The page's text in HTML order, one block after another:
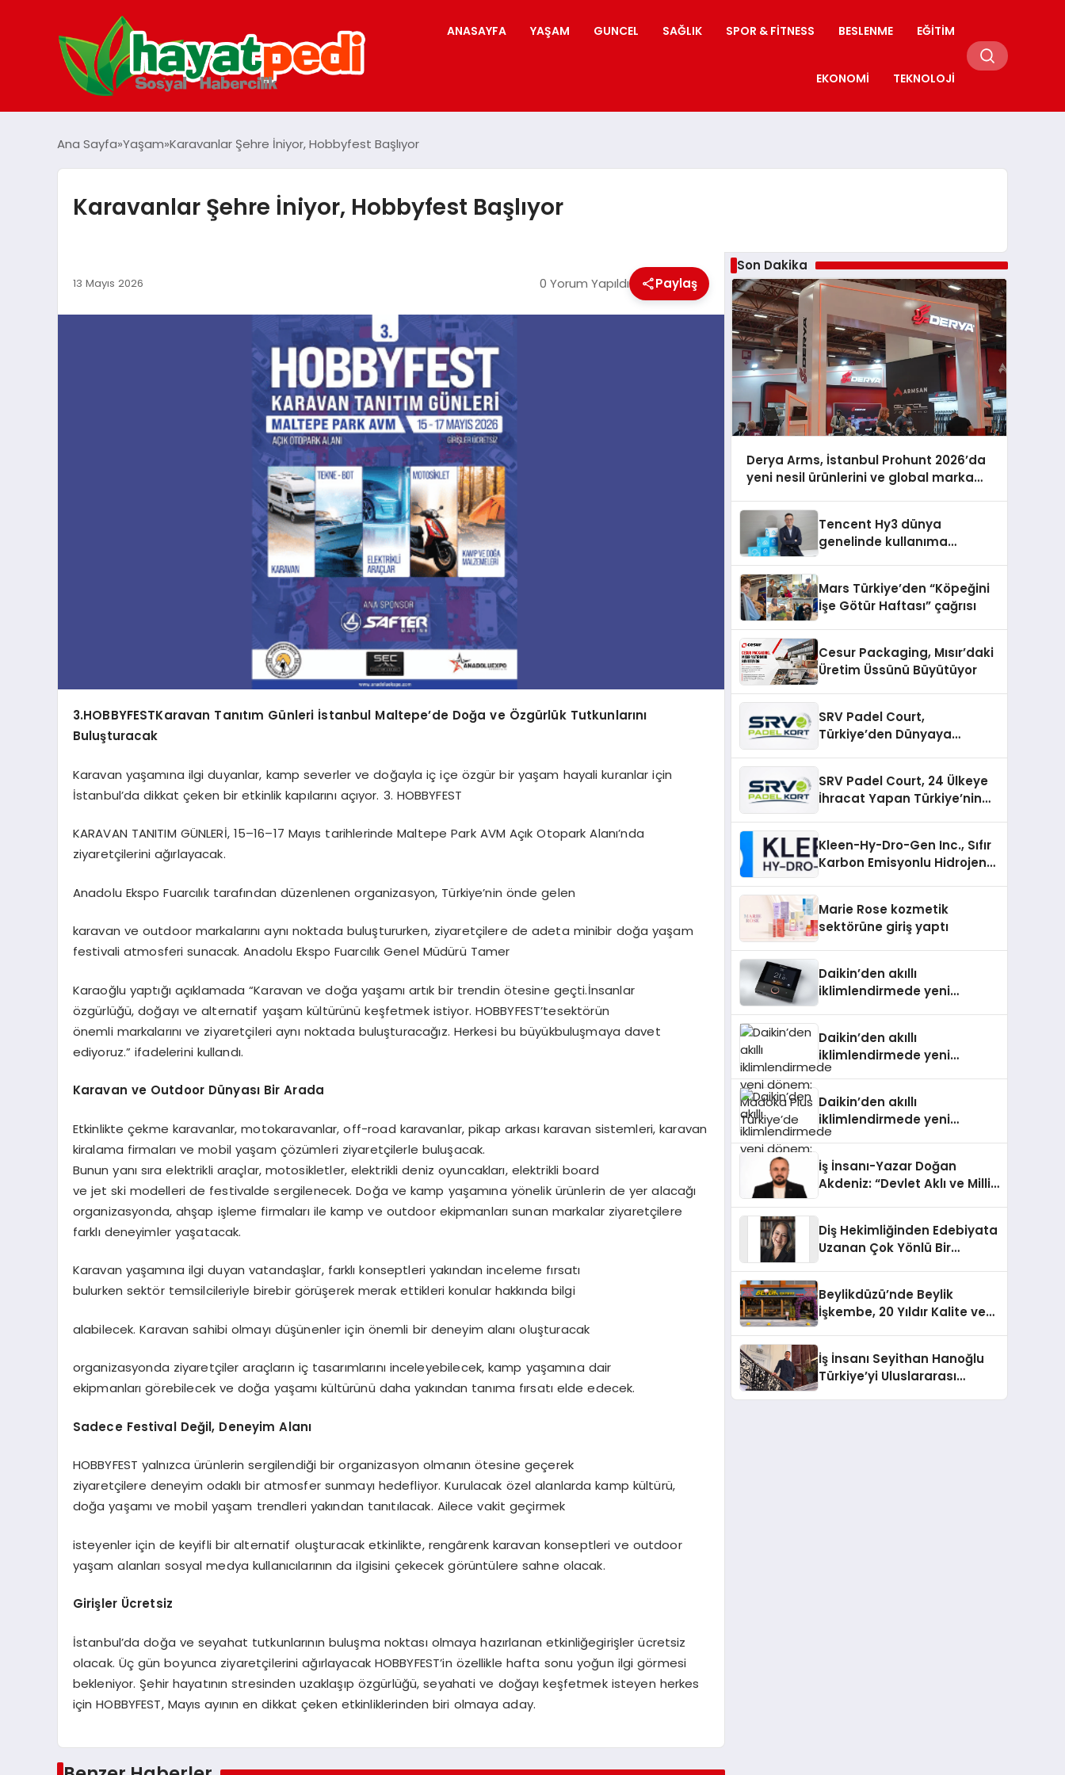
ANASAYFA YAŞAM GUNCEL SAĞLIK SPOR & FITNESS BESLENME EĞITIM
EKONOMI TEKNOLOJI
Ana Sayfa Yaşam Karavanlar Şehre İniyor, Hobbyfest Başlıyor
Karavanlar Şehre İniyor, Hobbyfest Başlıyor
13 Mayıs 2026 0 Yorum Yapıldı Paylaş
3.HOBBYFESTKaravan Tanıtım Günleri İstanbul Maltepe’de Doğa ve Özgürlük Tutkunlarını
Buluşturacak
Karavan yaşamına ilgi duyanlar, kamp severler ve doğayla iç içe özgür bir yaşam hayali kuranlar için
İstanbul’da dikkat çeken bir etkinlik kapılarını açıyor. 3. HOBBYFEST
KARAVAN TANITIM GÜNLERİ, 15–16–17 Mayıs tarihlerinde Maltepe Park AVM Açık Otopark Alanı’nda
ziyaretçilerini ağırlayacak.
Anadolu Ekspo Fuarcılık tarafından düzenlenen organizasyon, Türkiye’nin önde gelen
karavan ve outdoor markalarını aynı noktada buluştururken, ziyaretçilere de adeta minibir doğa yaşam
festivali atmosferi sunacak. Anadolu Ekspo Fuarcılık Genel Müdürü Tamer
Karaoğlu yaptığı açıklamada “Karavan ve doğa yaşamı artık bir trendin ötesine geçti.İnsanlar
özgürlüğü, doğayı ve alternatif yaşam kültürünü keşfetmek istiyor. HOBBYFEST’tesektörün
önemli markalarını ve ziyaretçileri aynı noktada buluşturacağız. Herkesi bu büyükbuluşmaya davet
ediyoruz.” ifadelerini kullandı.
Karavan ve Outdoor Dünyası Bir Arada
Etkinlikte çekme karavanlar, motokaravanlar, off-road karavanlar, pikap arkası karavan sistemleri, karavan
kiralama firmaları ve mobil yaşam çözümleri ziyaretçilerle buluşacak.
Bunun yanı sıra elektrikli araçlar, motosikletler, elektrikli deniz oyuncakları, elektrikli board
ve jet ski modelleri de festivalde sergilenecek. Doğa ve kamp yaşamına yönelik ürünlerin de yer alacağı
organizasyonda, ahşap işleme firmaları ile kamp ve outdoor ekipmanları sunan markalar ziyaretçilere
farklı deneyimler yaşatacak.
Karavan yaşamına ilgi duyan vatandaşlar, farklı konseptleri yakından inceleme fırsatı
bulurken sektör temsilcileriyle birebir görüşerek merak ettikleri konular hakkında bilgi
alabilecek. Karavan sahibi olmayı düşünenler için önemli bir deneyim alanı oluşturacak
organizasyonda ziyaretçiler araçların iç tasarımlarını inceleyebilecek, kamp yaşamına dair
ekipmanları görebilecek ve doğa yaşamı kültürünü daha yakından tanıma fırsatı elde edecek.
Sadece Festival Değil, Deneyim Alanı
HOBBYFEST yalnızca ürünlerin sergilendiği bir organizasyon olmanın ötesine geçerek
ziyaretçilere deneyim odaklı bir atmosfer sunmayı hedefliyor. Kurulacak özel alanlarda kamp kültürü,
doğa yaşamı ve mobil yaşam trendleri yakından tanıtılacak. Ailece vakit geçirmek
isteyenler için de keyifli bir alternatif oluşturacak etkinlikte, rengârenk karavan konseptleri ve outdoor
yaşam alanları sosyal medya kullanıcılarının da ilgisini çekecek görüntülere sahne olacak.
Girişler Ücretsiz
İstanbul’da doğa ve seyahat tutkunlarının buluşma noktası olmaya hazırlanan etkinliğegirişler ücretsiz
olacak. Üç gün boyunca ziyaretçilerini ağırlayacak HOBBYFEST’in özellikle hafta sonu yoğun ilgi görmesi
bekleniyor. Şehir hayatının stresinden uzaklaşıp özgürlüğü, seyahati ve doğayı keşfetmek isteyen herkes
için HOBBYFEST, Mayıs ayının en dikkat çeken etkinliklerinden biri olmaya aday.
Son Dakika
Derya Arms, İstanbul Prohunt 2026’da
yeni nesil ürünlerini ve global marka
Tencent Hy3 dünya
genelinde kullanıma
Mars Türkiye’den “Köpeğini
İşe Götür Haftası” çağrısı
Cesur Packaging, Mısır’daki
Üretim Üssünü Büyütüyor
SRV Padel Court,
Türkiye’den Dünyaya
SRV Padel Court, 24 Ülkeye
İhracat Yapan Türkiye’nin
Kleen-Hy-Dro-Gen Inc., Sıfır
Karbon Emisyonlu Hidrojen
Aldı
Marie Rose kozmetik
sektörüne giriş yaptı
Daikin’den akıllı
iklimlendirmede yeni
Daikin’den akıllı
iklimlendirmede yeni
dönem: Madoka Plus
Daikin’den akıllı
iklimlendirmede yeni
dönem: Madoka Plus
İş İnsanı-Yazar Doğan
Akdeniz: “Devlet Aklı ve Milli
Diş Hekimliğinden Edebiyata
Uzanan Çok Yönlü Bir
Beylikdüzü’nde Beylik
İşkembe, 20 Yıldır Kalite ve
İş İnsanı Seyithan Hanoğlu
Türkiye’yi Uluslararası